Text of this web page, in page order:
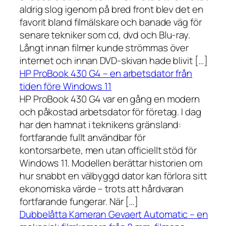
aldrig slog igenom på bred front blev det en
favorit bland filmälskare och banade väg för
senare tekniker som cd, dvd och Blu-ray.
Långt innan filmer kunde strömmas över
internet och innan DVD-skivan hade blivit […]
HP ProBook 430 G4 – en arbetsdator från
tiden före Windows 11
HP ProBook 430 G4 var en gång en modern
och påkostad arbetsdator för företag. I dag
har den hamnat i teknikens gränsland:
fortfarande fullt användbar för
kontorsarbete, men utan officiellt stöd för
Windows 11. Modellen berättar historien om
hur snabbt en välbyggd dator kan förlora sitt
ekonomiska värde – trots att hårdvaran
fortfarande fungerar. När […]
Dubbelåtta Kameran Gevaert Automatic – en